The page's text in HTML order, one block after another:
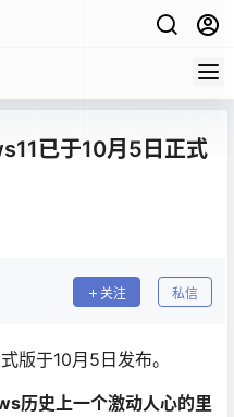
已于10月5日正式
关注 私信
版于10月5日发布。
历史上一个激动人心的里